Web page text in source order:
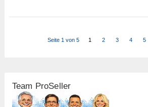
Seite 1 von 5 1 2 3 4 5
Team ProSeller